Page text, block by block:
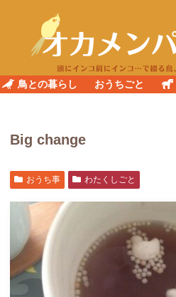
鳥との暮らし おうちごと
Big change
おうち事 わたくしごと